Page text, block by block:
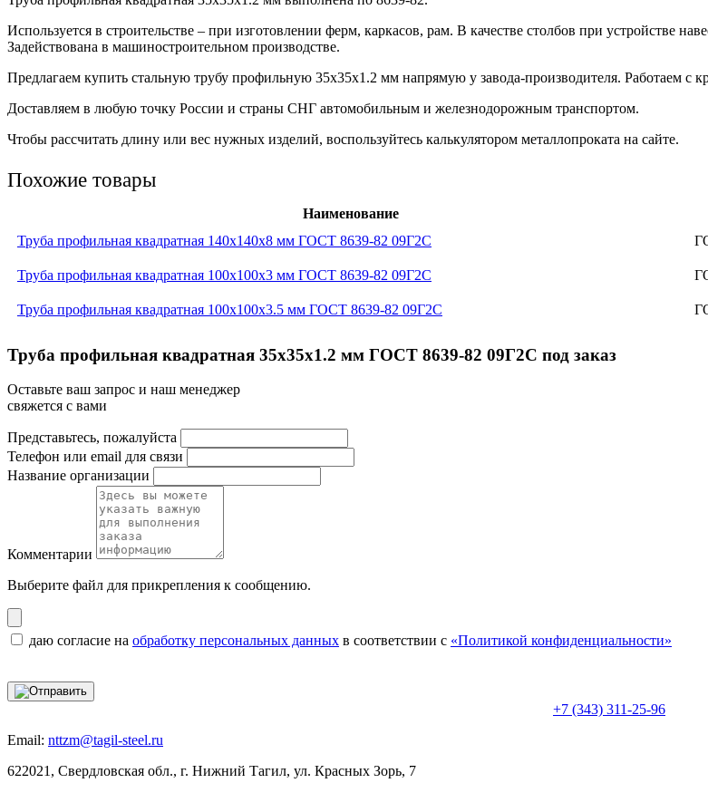
Используется в строительстве – при изготовлении ферм, каркасов, рам. В качестве столбов при устройстве
Задействована в машиностроительном производстве.
Предлагаем купить стальную трубу профильную 35х35х1.2 мм напрямую у завода-производителя. Работаем с
Доставляем в любую точку России и страны СНГ автомобильным и железнодорожным транспортом.
Чтобы рассчитать длину или вес нужных изделий, воспользуйтесь калькулятором металлопроката на сайте.
Похожие товары
Наименование
Труба профильная квадратная 140x140x8 мм ГОСТ 8639-82 09Г2С
Труба профильная квадратная 100x100x3 мм ГОСТ 8639-82 09Г2С
Труба профильная квадратная 100x100x3.5 мм ГОСТ 8639-82 09Г2С
Труба профильная квадратная 35x35x1.2 мм ГОСТ 8639-82 09Г2С под заказ
Оставьте ваш запрос и наш менеджер
свяжется с вами
Представьтесь, пожалуйста
Телефон или email для связи
Название организации
Комментарии
Выберите файл для прикрепления к сообщению.
даю согласие на обработку персональных данных в соответствии с «Политикой конфиденциальности»
+7 (343) 311-25-96
Email: nttzm@tagil-steel.ru
622021, Свердловская обл., г. Нижний Тагил, ул. Красных Зорь, 7